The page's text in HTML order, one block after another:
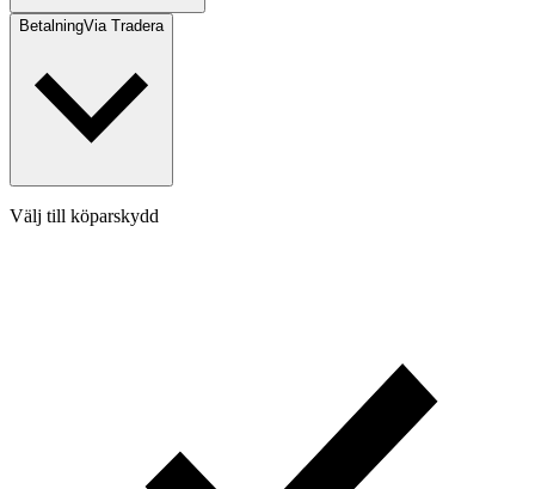
BetalningVia Tradera
Välj till köparskydd